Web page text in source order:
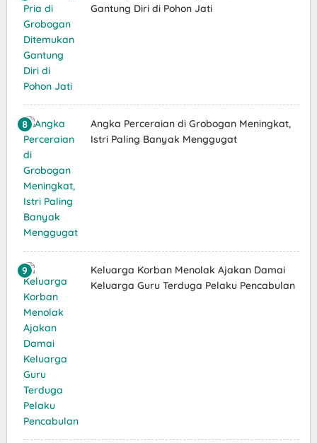
Gantung Diri di Pohon Jati
Angka Perceraian di Grobogan Meningkat,
Istri Paling Banyak Menggugat
Keluarga Korban Menolak Ajakan Damai
Keluarga Guru Terduga Pelaku Pencabulan